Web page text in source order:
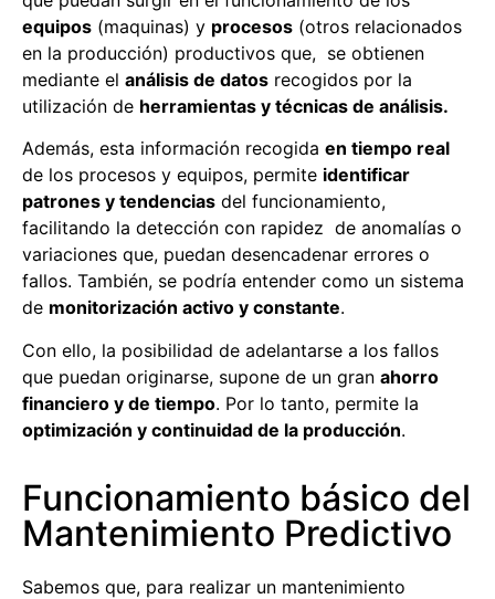
equipos (maquinas) y procesos (otros relacionados
en la producción) productivos que, se obtienen
mediante el análisis de datos recogidos por la
utilización de herramientas y técnicas de análisis.
Además, esta información recogida en tiempo real
de los procesos y equipos, permite identificar
patrones y tendencias del funcionamiento,
facilitando la detección con rapidez de anomalías o
variaciones que, puedan desencadenar errores o
fallos. También, se podría entender como un sistema
de monitorización activo y constante.
Con ello, la posibilidad de adelantarse a los fallos
que puedan originarse, supone de un gran ahorro
financiero y de tiempo. Por lo tanto, permite la
optimización y continuidad de la producción.
Funcionamiento básico del
Mantenimiento Predictivo
Sabemos que, para realizar un mantenimiento